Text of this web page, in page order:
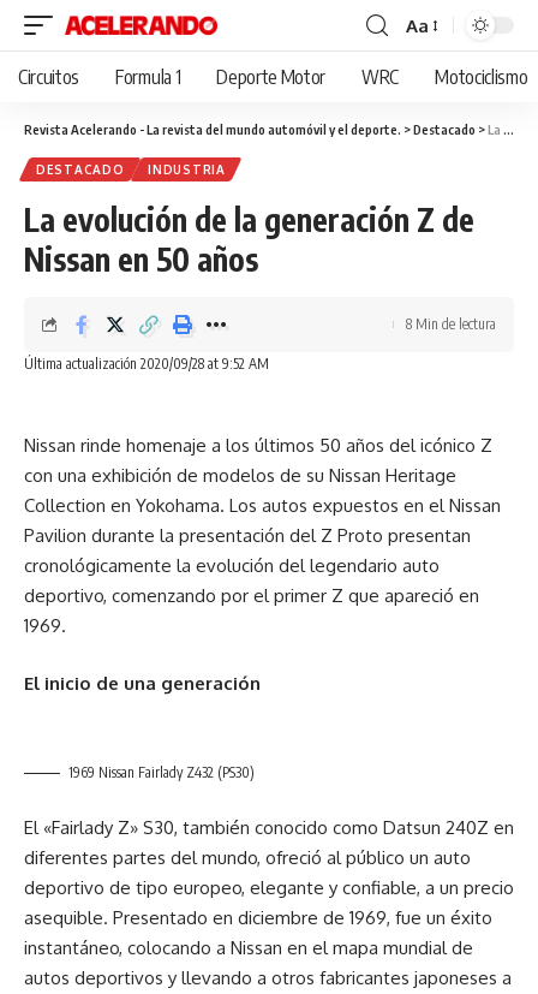
Cambiar
tamaño
fuente
Aa
Circuitos Formula 1 Deporte Motor WRC Motociclismo
Revista Acelerando - La revista del mundo automóvil y el deporte. >Destacado >La evolución de la generación Z de Nissan en 50 años
DESTACADO INDUSTRIA
La evolución de la generación Z de
Nissan en 50 años
Última actualización 2020/09/28 at 9:52 AM
8 Min de lectura
Nissan rinde homenaje a los últimos 50 años del icónico Z
con una exhibición de modelos de su Nissan Heritage
Collection en Yokohama. Los autos expuestos en el Nissan
Pavilion durante la presentación del Z Proto presentan
cronológicamente la evolución del legendario auto
deportivo, comenzando por el primer Z que apareció en
1969.
El inicio de una generación
1969 Nissan Fairlady Z432 (PS30)
El «Fairlady Z» S30, también conocido como Datsun 240Z en
diferentes partes del mundo, ofreció al público un auto
deportivo de tipo europeo, elegante y confiable, a un precio
asequible. Presentado en diciembre de 1969, fue un éxito
instantáneo, colocando a Nissan en el mapa mundial de
autos deportivos y llevando a otros fabricantes japoneses a